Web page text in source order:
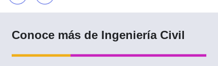
Conoce más de Ingeniería Civil